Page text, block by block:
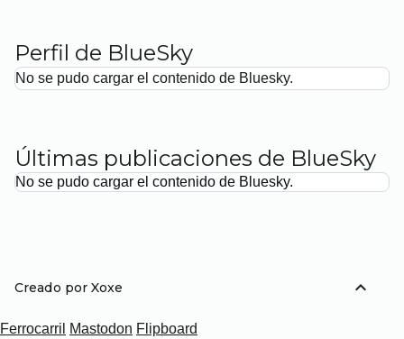
Perfil de BlueSky
No se pudo cargar el contenido de Bluesky.
Últimas publicaciones de BlueSky
No se pudo cargar el contenido de Bluesky.
Creado por Xoxe expand_less
Ferrocarril Mastodon Flipboard